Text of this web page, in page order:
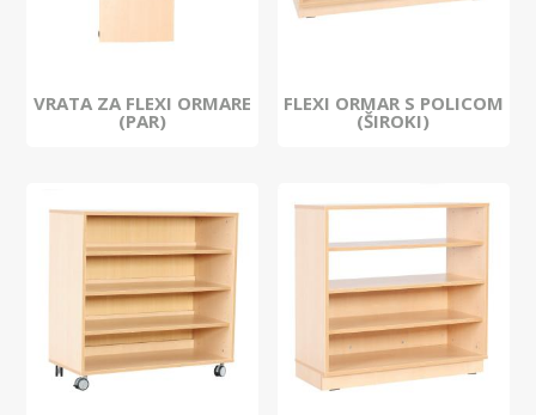
VRATA ZA FLEXI ORMARE
(PAR)
FLEXI ORMAR S POLICOM
(ŠIROKI)